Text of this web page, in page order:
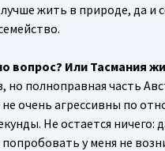
жить в природе, да и
вопрос? Или Тасмания
но полноправная часть
очень агрессивны по
Не остается
у меня не